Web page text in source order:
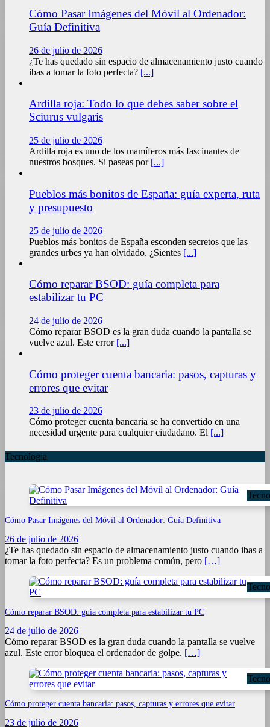
Cómo Pasar Imágenes del Móvil al Ordenador:
Guía Definitiva
26 de julio de 2026
¿Te has quedado sin espacio de almacenamiento justo cuando
ibas a tomar la foto perfecta? [...]
Ardilla roja: Todo lo que debes saber sobre el
Sciurus vulgaris
25 de julio de 2026
Ardilla roja es uno de los mamíferos más fascinantes de
nuestros bosques. Si paseas por [...]
Pueblos más bonitos de España: guía experta, ruta
y presupuesto
25 de julio de 2026
Pueblos más bonitos de España esconden secretos que las
grandes urbes ya han olvidado. ¿Sientes [...]
Cómo reparar BSOD: guía completa para
estabilizar tu PC
24 de julio de 2026
Cómo reparar BSOD es la gran duda cuando la pantalla se
vuelve azul. Este error [...]
Cómo proteger cuenta bancaria: pasos, capturas y
errores que evitar
23 de julio de 2026
Cómo proteger cuenta bancaria se ha convertido en una
necesidad urgente para cualquier ciudadano. El [...]
Tecnologia
Cómo Pasar Imágenes del Móvil al Ordenador: Guía Definitiva
26 de julio de 2026
¿Te has quedado sin espacio de almacenamiento justo cuando ibas a
tomar la foto perfecta? Es un problema común, pero […]
Cómo reparar BSOD: guía completa para estabilizar tu PC
24 de julio de 2026
Cómo reparar BSOD es la gran duda cuando la pantalla se vuelve
azul. Este error bloquea el ordenador de golpe. […]
Cómo proteger cuenta bancaria: pasos, capturas y errores que evitar
23 de julio de 2026